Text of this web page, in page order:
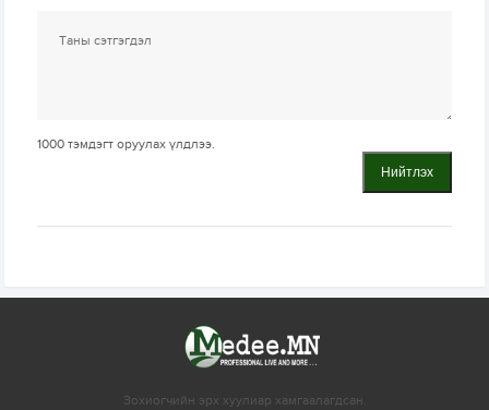
1000 тэмдэгт оруулах үлдлээ.
Нийтлэх
Зохиогчийн эрх хуулиар хамгаалагдсан.